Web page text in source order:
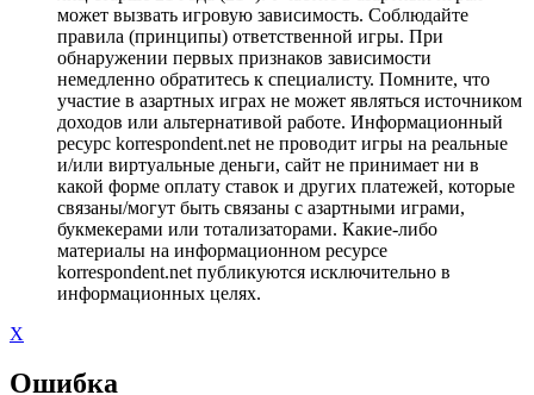
может вызвать игровую зависимость. Соблюдайте
правила (принципы) ответственной игры. При
обнаружении первых признаков зависимости
немедленно обратитесь к специалисту. Помните, что
участие в азартных играх не может являться источником
доходов или альтернативой работе. Информационный
ресурс korrespondent.net не проводит игры на реальные
и/или виртуальные деньги, сайт не принимает ни в
какой форме оплату ставок и других платежей, которые
связаны/могут быть связаны с азартными играми,
букмекерами или тотализаторами. Какие-либо
материалы на информационном ресурсе
korrespondent.net публикуются исключительно в
информационных целях.
X
Ошибка